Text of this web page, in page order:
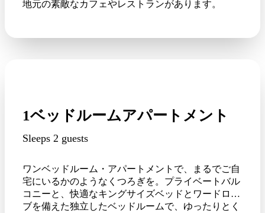
地元の素敵なカフェやレストランがあります。
1ベッドルームアパートメント
Sleeps 2 guests
ワンベッドルーム・アパートメントで、まるでご自
宅にいるかのようなくつろぎを。プライベートバル
コニーと、快適なキングサイズベッドとワードロー
ブを備えた独立したベッドルームで、ゆったりとく